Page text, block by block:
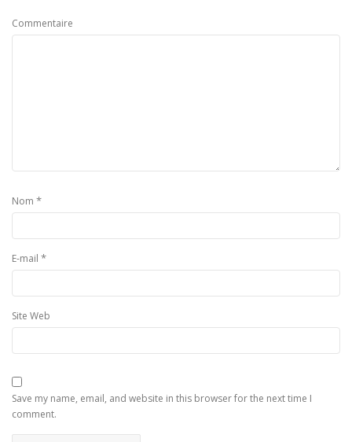
Commentaire
Nom *
E-mail *
Site Web
Save my name, email, and website in this browser for the next time I
comment.